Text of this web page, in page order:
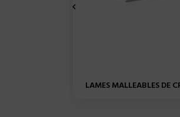
LAMES MALLEABLES DE
